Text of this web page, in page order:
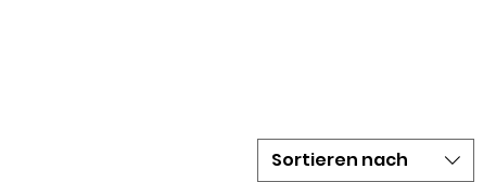
Sortieren nach